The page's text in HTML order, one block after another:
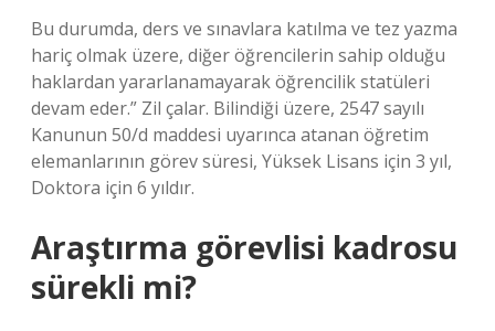
Bu durumda, ders ve sınavlara katılma ve tez yazma
hariç olmak üzere, diğer öğrencilerin sahip olduğu
haklardan yararlanamayarak öğrencilik statüleri
devam eder.” Zil çalar. Bilindiği üzere, 2547 sayılı
Kanunun 50/d maddesi uyarınca atanan öğretim
elemanlarının görev süresi, Yüksek Lisans için 3 yıl,
Doktora için 6 yıldır.
Araştırma görevlisi kadrosu
sürekli mi?